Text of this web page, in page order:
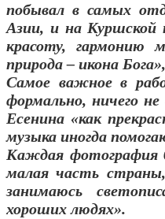
побывал в самых
Азии, и на Куршской
красоту, гармонию
природа – икона
Самое важное в
формально, ничего
Есенина «как
музыка иногда
Каждая фотография
малая часть
занимаюсь
хороших людях».